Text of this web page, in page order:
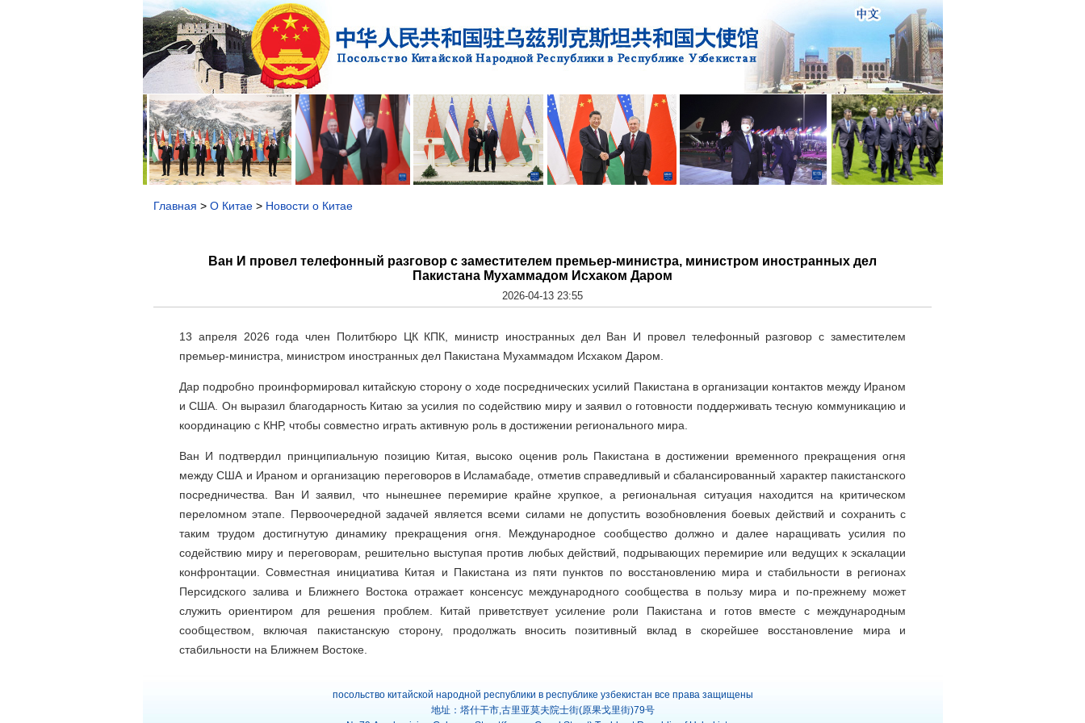
Главная > О Китае > Новости о Китае
Ван И провел телефонный разговор с заместителем премьер-министра, министром иностранных дел
Пакистана Мухаммадом Исхаком Даром
2026-04-13 23:55
13 апреля 2026 года член Политбюро ЦК КПК, министр иностранных дел Ван И провел телефонный разговор с заместителем
премьер-министра, министром иностранных дел Пакистана Мухаммадом Исхаком Даром.
Дар подробно проинформировал китайскую сторону о ходе посреднических усилий Пакистана в организации контактов между Ираном
и США. Он выразил благодарность Китаю за усилия по содействию миру и заявил о готовности поддерживать тесную коммуникацию и
координацию с КНР, чтобы совместно играть активную роль в достижении регионального мира.
Ван И подтвердил принципиальную позицию Китая, высоко оценив роль Пакистана в достижении временного прекращения огня
между США и Ираном и организацию переговоров в Исламабаде, отметив справедливый и сбалансированный характер пакистанского
посредничества. Ван И заявил, что нынешнее перемирие крайне хрупкое, а региональная ситуация находится на критическом
переломном этапе. Первоочередной задачей является всеми силами не допустить возобновления боевых действий и сохранить с
таким трудом достигнутую динамику прекращения огня. Международное сообщество должно и далее наращивать усилия по
содействию миру и переговорам, решительно выступая против любых действий, подрывающих перемирие или ведущих к эскалации
конфронтации. Совместная инициатива Китая и Пакистана из пяти пунктов по восстановлению мира и стабильности в регионах
Персидского залива и Ближнего Востока отражает консенсус международного сообщества в пользу мира и по-прежнему может
служить ориентиром для решения проблем. Китай приветствует усиление роли Пакистана и готов вместе с международным
сообществом, включая пакистанскую сторону, продолжать вносить позитивный вклад в скорейшее восстановление мира и
стабильности на Ближнем Востоке.
посольство китайской народной республики в республике узбекистан все права защищены
地址：塔什干市,古里亚莫夫院士街(原果戈里街)79号